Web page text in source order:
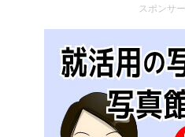
スポンサ